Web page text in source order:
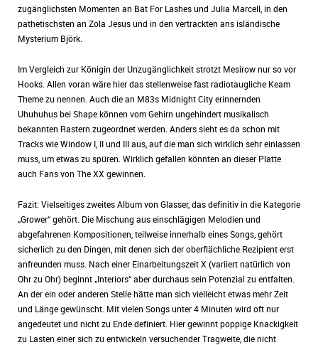
zugänglichsten Momenten an Bat For Lashes und Julia Marcell, in den
pathetischsten an Zola Jesus und in den vertrackten ans isländische
Mysterium Björk.
Im Vergleich zur Königin der Unzugänglichkeit strotzt Mesirow nur so vor
Hooks. Allen voran wäre hier das stellenweise fast radiotaugliche Keam
Theme zu nennen. Auch die an M83s Midnight City erinnernden
Uhuhuhus bei Shape können vom Gehirn ungehindert musikalisch
bekannten Rastern zugeordnet werden. Anders sieht es da schon mit
Tracks wie Window I, II und III aus, auf die man sich wirklich sehr einlassen
muss, um etwas zu spüren. Wirklich gefallen könnten an dieser Platte
auch Fans von The XX gewinnen.
Fazit: Vielseitiges zweites Album von Glasser, das definitiv in die Kategorie
„Grower“ gehört. Die Mischung aus einschlägigen Melodien und
abgefahrenen Kompositionen, teilweise innerhalb eines Songs, gehört
sicherlich zu den Dingen, mit denen sich der oberflächliche Rezipient erst
anfreunden muss. Nach einer Einarbeitungszeit X (variiert natürlich von
Ohr zu Ohr) beginnt „Interiors“ aber durchaus sein Potenzial zu entfalten.
An der ein oder anderen Stelle hätte man sich vielleicht etwas mehr Zeit
und Länge gewünscht. Mit vielen Songs unter 4 Minuten wird oft nur
angedeutet und nicht zu Ende definiert. Hier gewinnt poppige Knackigkeit
zu Lasten einer sich zu entwickeln versuchender Tragweite, die nicht